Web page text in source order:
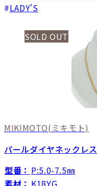
LADY'S
SOLD OUT
MIKIMOTO(ミキモト)
パールダイヤネックレス
型番： P:5.0-7.5㎜
素材： K18YG